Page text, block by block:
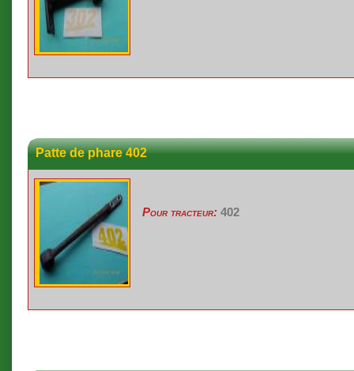
Patte de phare 402
Pour tracteur: 402